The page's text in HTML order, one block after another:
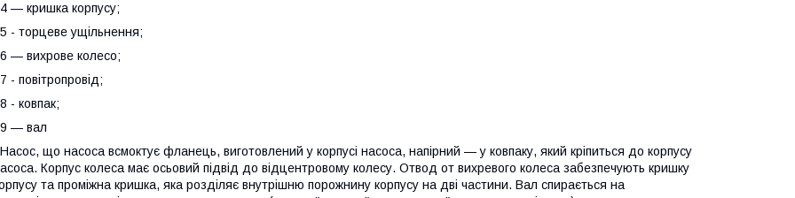
4 — кришка корпусу;
5 - торцеве ущільнення;
6 — вихрове колесо;
7 - повітропровід;
8 - ковпак;
9 — вал
Насос, що насоса всмоктує фланець, виготовлений у корпусі насоса, напірний — у ковпаку, який кріпиться до корпусу
Корпус колеса має осьовий підвід до відцентровому колесу. Отвод от вихревого колеса забезпечують кришку
та проміжна кришка, яка розділяє внутрішню порожнину корпусу на дві частини. Вал спирається на